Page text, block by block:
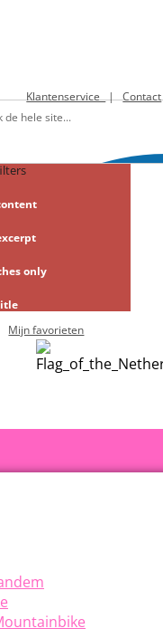
Klantenservice|Contact
only
Mijn favorieten